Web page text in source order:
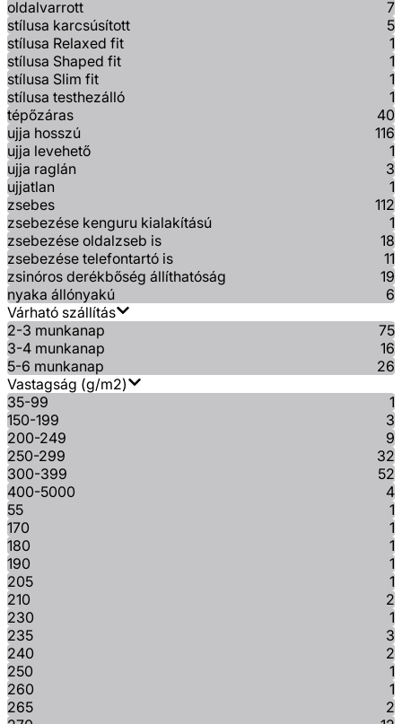
oldalvarrott
7
stílusa karcsúsított
5
stílusa Relaxed fit
1
stílusa Shaped fit
1
stílusa Slim fit
1
stílusa testhezálló
1
tépőzáras
40
ujja hosszú
116
ujja levehető
1
ujja raglán
3
ujjatlan
1
zsebes
112
zsebezése kenguru kialakítású
1
zsebezése oldalzseb is
18
zsebezése telefontartó is
11
zsinóros derékbőség állíthatóság
19
nyaka állónyakú
6
Várható szállítás
2-3 munkanap
75
3-4 munkanap
16
5-6 munkanap
26
Vastagság (g/m2)
35-99
1
150-199
3
200-249
9
250-299
32
300-399
52
400-5000
4
55
1
170
1
180
1
190
1
205
1
210
2
230
1
235
3
240
2
250
1
260
1
265
2